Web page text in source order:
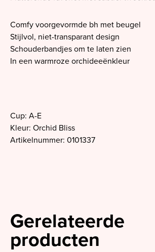
Comfy voorgevormde bh met beugel
Stijlvol, niet-transparant design
Schouderbandjes om te laten zien
In een warmroze orchideeënkleur
Cup: A-E
Kleur: Orchid Bliss
Artikelnummer: 0101337
Gerelateerde
producten